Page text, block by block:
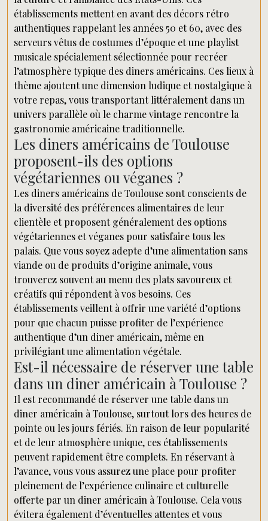
établissements mettent en avant des décors rétro
authentiques rappelant les années 50 et 60, avec des
serveurs vêtus de costumes d’époque et une playlist
musicale spécialement sélectionnée pour recréer
l’atmosphère typique des diners américains. Ces lieux à
thème ajoutent une dimension ludique et nostalgique à
votre repas, vous transportant littéralement dans un
univers parallèle où le charme vintage rencontre la
gastronomie américaine traditionnelle.
Les diners américains de Toulouse
proposent-ils des options
végétariennes ou véganes ?
Les diners américains de Toulouse sont conscients de
la diversité des préférences alimentaires de leur
clientèle et proposent généralement des options
végétariennes et véganes pour satisfaire tous les
palais. Que vous soyez adepte d’une alimentation sans
viande ou de produits d’origine animale, vous
trouverez souvent au menu des plats savoureux et
créatifs qui répondent à vos besoins. Ces
établissements veillent à offrir une variété d’options
pour que chacun puisse profiter de l’expérience
authentique d’un diner américain, même en
privilégiant une alimentation végétale.
Est-il nécessaire de réserver une table
dans un diner américain à Toulouse ?
Il est recommandé de réserver une table dans un
diner américain à Toulouse, surtout lors des heures de
pointe ou les jours fériés. En raison de leur popularité
et de leur atmosphère unique, ces établissements
peuvent rapidement être complets. En réservant à
l’avance, vous vous assurez une place pour profiter
pleinement de l’expérience culinaire et culturelle
offerte par un diner américain à Toulouse. Cela vous
évitera également d’éventuelles attentes et vous